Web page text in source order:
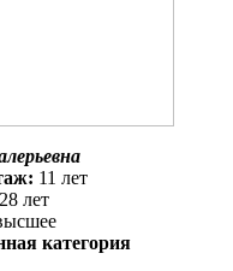
11 лет
28 лет
категория